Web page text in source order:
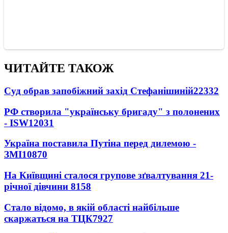
ЧИТАЙТЕ ТАКОЖ
Суд обрав запобіжний захід Стефанішиній22332
РФ створила "українську бригаду" з полонених
- ISW12031
Україна поставила Путіна перед дилемою -
ЗМІ10870
На Київщині сталося групове зґвалтування 21-
річної дівчини 8158
Стало відомо, в якій області найбільше
скаржаться на ТЦК7927